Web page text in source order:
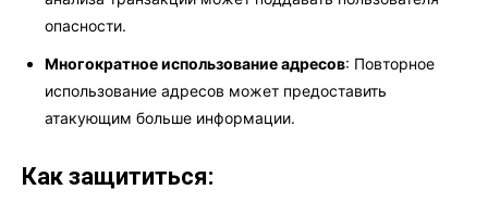
опасности.
Многократное использование адресов: Повторное
использование адресов может предоставить
атакующим больше информации.
Как защититься: